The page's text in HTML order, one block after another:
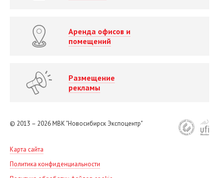
Аренда офисов и
помещений
Размещение
рекламы
© 2013 – 2026МВК "Новосибирск Экспоцентр"
Карта сайта
Политика конфиденциальности